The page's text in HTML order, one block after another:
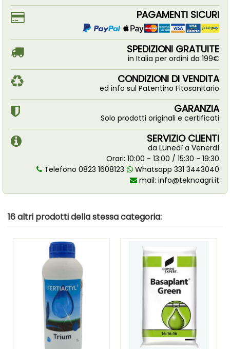
PAGAMENTI SICURI
SPEDIZIONI GRATUITE
in Italia per ordini da 199€
CONDIZIONI DI VENDITA
ed info sul Patentino Fitosanitario
GARANZIA
Solo prodotti originali e certificati
SERVIZIO CLIENTI
da Lunedì a Venerdì
Orari: 10:00 - 13:00 / 15:30 - 19:30
Telefono 0823 1608123
Whatsapp 331 3443040
mail: info@teknoagri.it
16 altri prodotti della stessa categoria: